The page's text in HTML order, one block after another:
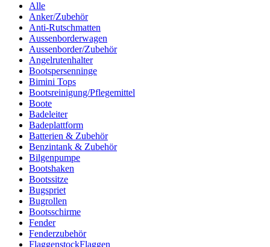
Alle
Anker/Zubehör
Anti-Rutschmatten
Aussenborderwagen
Aussenborder/Zubehör
Angelrutenhalter
Bootspersenninge
Bimini Tops
Bootsreinigung/Pflegemittel
Boote
Badeleiter
Badeplattform
Batterien & Zubehör
Benzintank & Zubehör
Bilgenpumpe
Bootshaken
Bootssitze
Bugspriet
Bugrollen
Bootsschirme
Fender
Fenderzubehör
FlaggenstockFlaggen